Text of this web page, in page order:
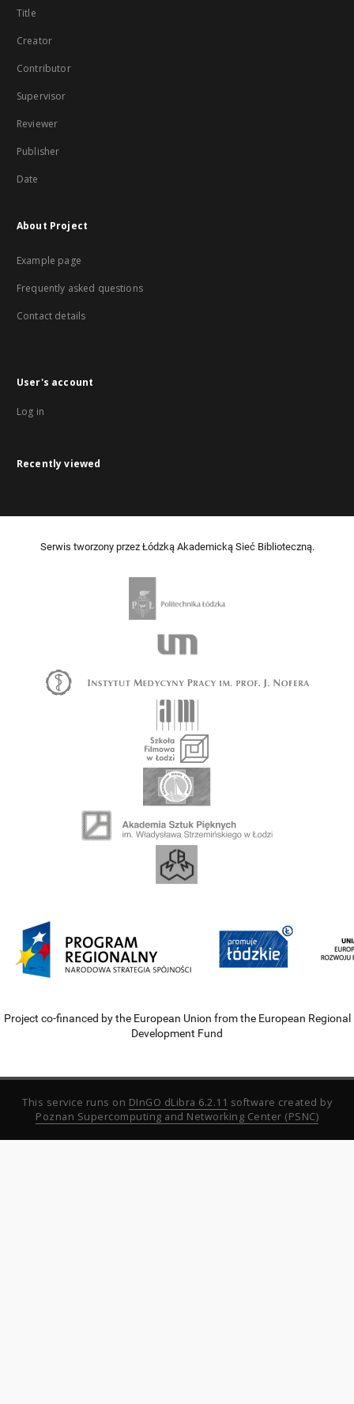
Title
Creator
Contributor
Supervisor
Reviewer
Publisher
Date
About Project
Example page
Frequently asked questions
Contact details
User's account
Log in
Recently viewed
Serwis tworzony przez Łódzką Akademicką Sieć Biblioteczną.
Project co-financed by the European Union from the European Regional
Development Fund
This service runs on DInGO dLibra 6.2.11 software created by
Poznan Supercomputing and Networking Center (PSNC)